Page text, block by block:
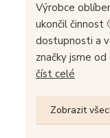
Výrobce
ukončil činnost
dostupnosti a
značky jsme
číst celé
Zobrazit